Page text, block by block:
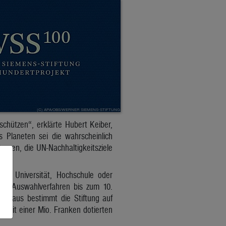
erklärte Hubert Keiber,
Planeten sei die wahrscheinlich
die UN-Nachhaltigkeitsziele
Universität, Hochschule oder
Auswahlverfahren bis zum 10.
bestimmt die Stiftung auf
mit einer Mio. Franken dotierten